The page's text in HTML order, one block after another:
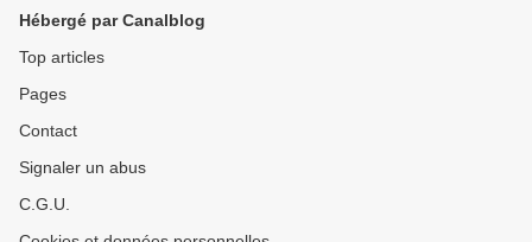
Hébergé par Canalblog
Top articles
Pages
Contact
Signaler un abus
C.G.U.